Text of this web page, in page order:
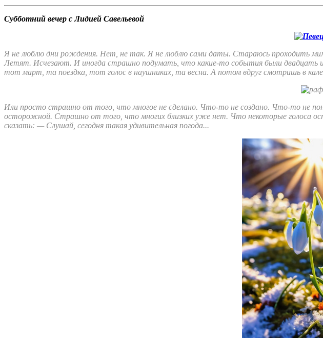
Субботний вечер с Лидией Савельевой
Я не люблю дни рождения. Нет, не так. Я не люблю сами даты. Стараюсь проходить
Летят. Исчезают. И иногда страшно подумать, что какие-то события были двадцать
тот март, та поездка, тот голос в наушниках, та весна. А потом вдруг смотришь в
Или просто страшно от того, что многое не сделано. Что-то не создано. Что-то не
осторожной. Страшно от того, что многих близких уже нет. Что некоторые голоса
сказать: — Слушай, сегодня такая удивительная погода...